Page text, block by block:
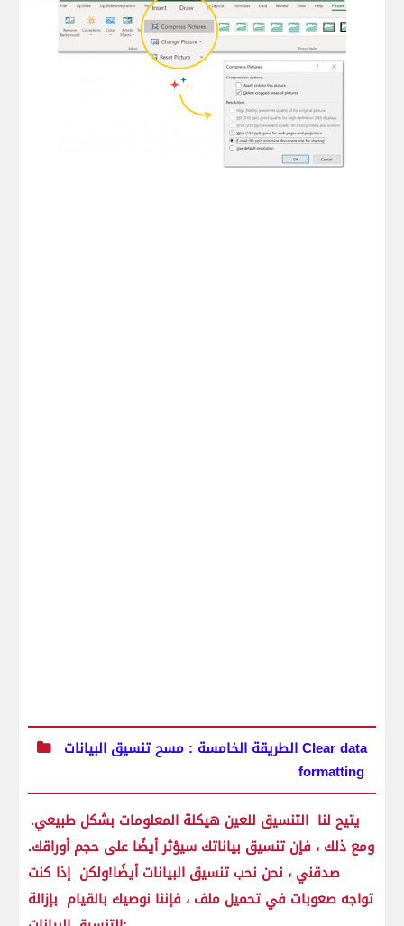
الطريقة الخامسة : مسح تنسيق البيانات Clear data
formatting
يتيح لنا التنسيق للعين هيكلة المعلومات بشكل طبيعي.
ومع ذلك ، فإن تنسيق بياناتك سيؤثر أيضًا على حجم أوراقك.
صدقني ، نحن نحب تنسيق البيانات أيضًا!ولكن إذا كنت
تواجه صعوبات في تحميل ملف ، فإننا نوصيك بالقيام بإزالة